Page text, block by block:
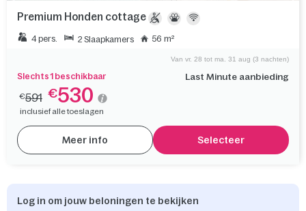
Premium Honden cottage
4 pers. 2 Slaapkamers 56 m²
Slechts 1 beschikbaar Last Minute aanbieding
Van vr. 28 tot ma. 31 aug (3 nachten)
€591 €530
inclusief alle toeslagen
Meer info Selecteer
Log in om jouw beloningen te bekijken